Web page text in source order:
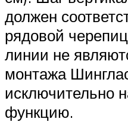
должен
рядовой
линии не
монтажа
исключительно
функцию.